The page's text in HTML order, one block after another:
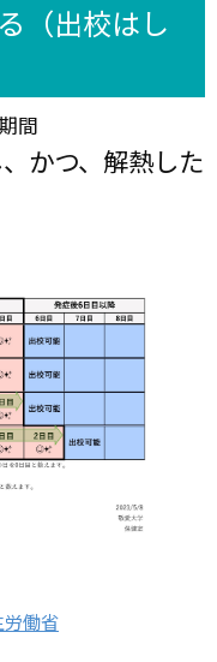
（出校はし
間
かつ、解熱した
働省